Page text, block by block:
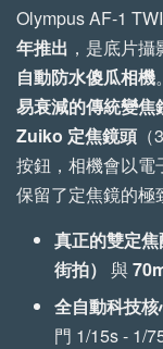
手工植鞣牛皮
Olympus AF-1
年推出 ，是底片
自動防水傻瓜相機
易衰減的傳統變焦
Zuiko 定焦鏡頭
按鈕，相機會以電
保留了定焦鏡的極
真正的雙定
街拍） 與
全自動科技核
門 1/15s - 1/